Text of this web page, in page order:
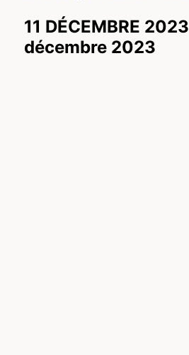
11 DÉCEMBRE 2023
décembre 2023